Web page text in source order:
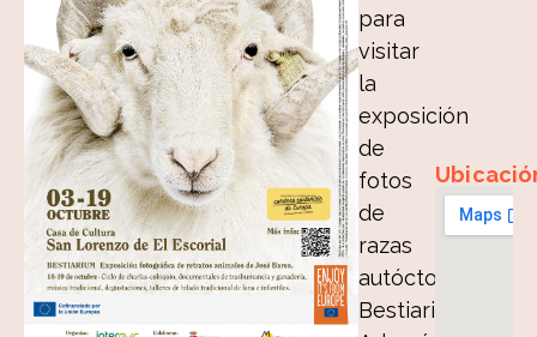
para
visitar
la
exposición
de
fotos
de
razas
autóctonas
Bestiarium.